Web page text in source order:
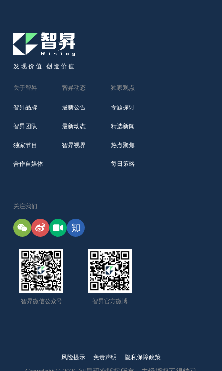
发现价值 创造价值
关于智昇
智昇品牌
智昇团队
独家节目
合作自媒体
智昇动态
最新公告
最新动态
智昇视界
独家观点
专题探讨
精选新闻
热点聚焦
每日策略
关注我们
智昇微信公众号 智昇官方微博
风险提示 免责声明 隐私保障政策